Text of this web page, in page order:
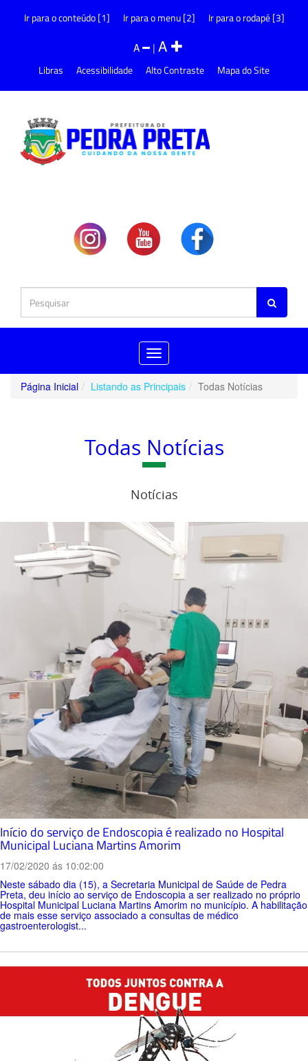
Ir para o conteúdo [1] Ir para o menu [2] Ir para o rodapé [3]
A |A
Libras Acessibilidade Alto Contraste Mapa do Site
Toggle
navigation
Página Inicial
Listando as Principais Todas Notícias
Todas Notícias
Notícias
Início do serviço de Endoscopia é realizado no Hospital
Municipal Luciana Martins Amorim
17/02/2020 ás 10:02:00
Neste sábado dia (15), a Secretaria Municipal de Saúde de Pedra
Preta, deu início ao serviço de Endoscopia a ser realizado no próprio
Hospital Municipal Luciana Martins Amorim no município. A habilitação
de mais esse serviço associado a consultas de médico
gastroenterologist...